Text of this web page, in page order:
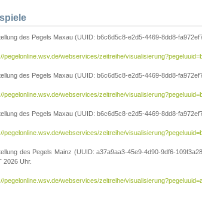
des Pegels Maxau (UUID: b6c6d5c8-e2d5-4469-8dd8-
pegelonline.wsv.de/webservices/zeitreihe/
des Pegels Maxau (UUID: b6c6d5c8-e2d5-4469-8dd8-
pegelonline.wsv.de/webservices/zeitreihe/
des Pegels Maxau (UUID: b6c6d5c8-e2d5-4469-8dd8-
pegelonline.wsv.de/webservices/zeitreihe/
des Pegels Mainz (UUID: a37a9aa3-45e9-4d90-9df6-
2026 Uhr.
pegelonline.wsv.de/webservices/zeitreihe/